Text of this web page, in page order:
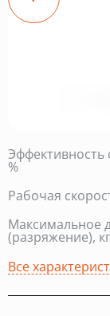
Эффективность
%
Рабочая
Максимальное
(разряжение),
Все